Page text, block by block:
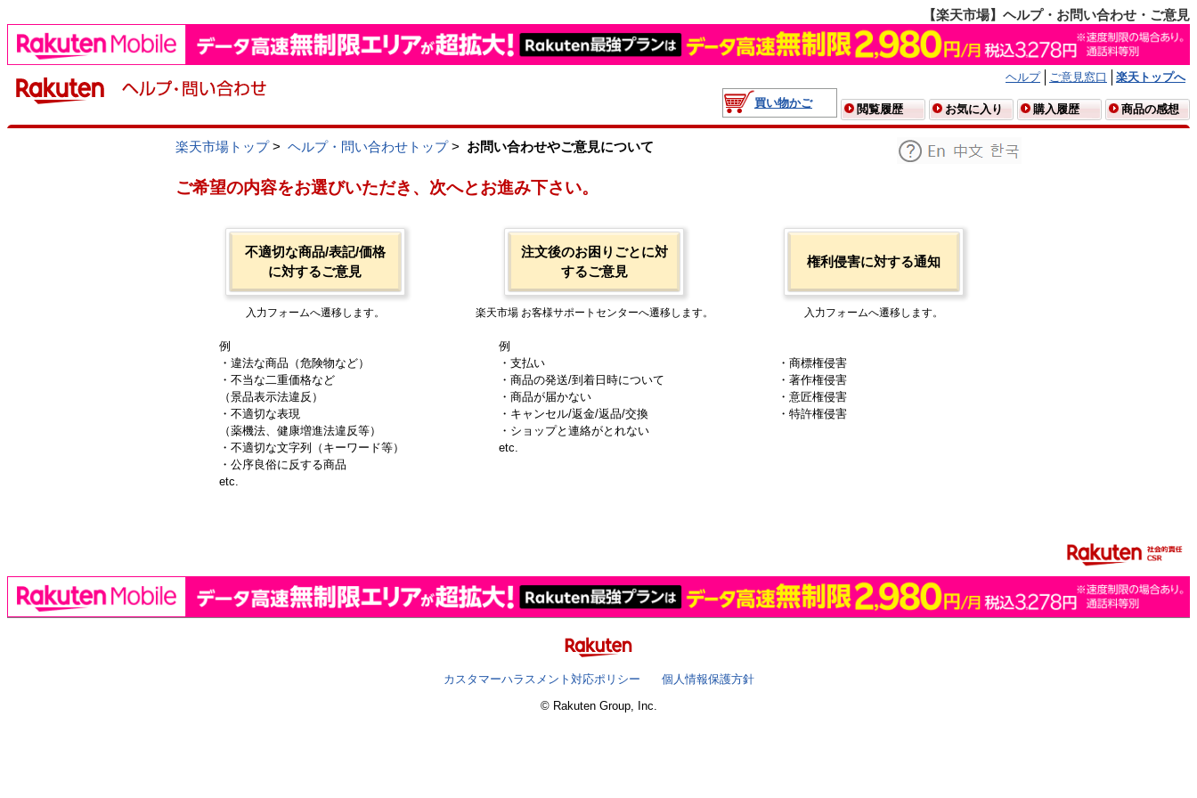
【楽天市場】ヘルプ・お問い合わせ・ご意見
ヘルプ ご意見窓口
楽天トップへ
買い物かご
閲覧履歴 お気に入り 購入履歴 商品の感想
楽天市場トップ> ヘルプ・問い合わせトップ> お問い合わせやご意見について
ご希望の内容をお選びいただき、次へとお進み下さい。
不適切な商品/表記/価格
に対するご意見
入力フォームへ遷移します。
例
・違法な商品（危険物など）
・不当な二重価格など
（景品表示法違反）
・不適切な表現
（薬機法、健康増進法違反等）
・不適切な文字列（キーワード等）
・公序良俗に反する商品
etc.
注文後のお困りごとに対
するご意見
楽天市場 お客様サポートセンターへ遷移します。
例
・支払い
・商品の発送/到着日時について
・商品が届かない
・キャンセル/返金/返品/交換
・ショップと連絡がとれない
etc.
権利侵害に対する通知
入力フォームへ遷移します。
・商標権侵害
・著作権侵害
・意匠権侵害
・特許権侵害
カスタマーハラスメント対応ポリシー
個人情報保護方針
© Rakuten Group, Inc.